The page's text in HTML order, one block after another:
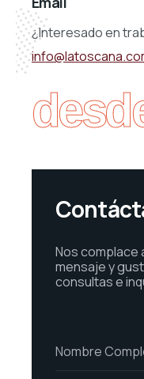
¿Interesado en
Nos
mensaje y
consultas e
o
m
Nombre